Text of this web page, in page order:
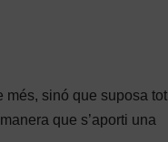
més, sinó que suposa tot
que s’aporti una